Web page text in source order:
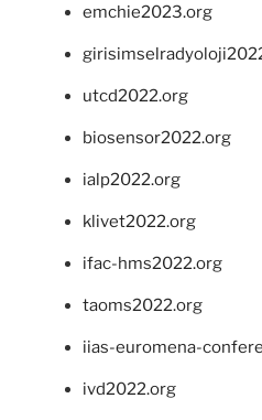
emchie2023.org
utcd2022.org
biosensor2022.org
ialp2022.org
klivet2022.org
ifac-hms2022.org
taoms2022.org
iias-euromena-
ivd2022.org